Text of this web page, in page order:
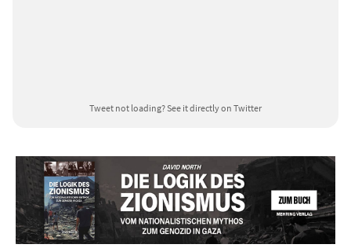
Tweet not loading?See it directly on Twitter